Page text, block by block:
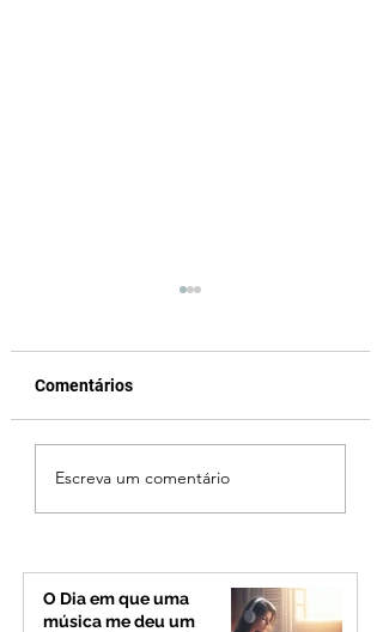
Fechamento da Ponte
rotina de turistas e
Minas e Goiás
Comentários
Escreva um comentário
O Dia em que uma
música me deu um